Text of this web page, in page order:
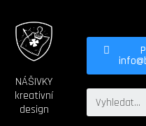
NÁŠIVKY
kreativní
design